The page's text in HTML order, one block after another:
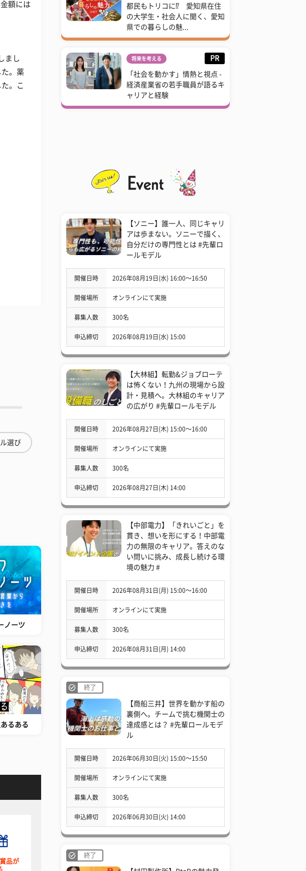
額には
まし
。薬
。こ
選び
ノーツ
るある
品が
都民もトリコに⁉ 愛知県在住
の大学生・社会人に聞く、愛知
県での暮らしの魅...
将来を考える PR
「社会を動かす」情熱と視点 -
経済産業省の若手職員が語るキ
ャリアと経験
【ソニー】誰一人、同じキャリ
アは歩まない。ソニーで描く、
自分だけの専門性とは #先輩ロ
ールモデル
開催日時 2026年08月19日(水) 16:00〜16:50
開催場所 オンラインにて実施
募集人数 300名
申込締切 2026年08月19日(水) 15:00
【大林組】転勤&ジョブローテ
は怖くない！九州の現場から設
計・見積へ。大林組のキャリア
の広がり #先輩ロールモデル
開催日時 2026年08月27日(木) 15:00〜16:00
開催場所 オンラインにて実施
募集人数 300名
申込締切 2026年08月27日(木) 14:00
【中部電力】「きれいごと」を
貫き、想いを形にする！中部電
力の無限のキャリア。答えのな
い問いに挑み、成長し続ける環
境の魅力 #
開催日時 2026年08月31日(月) 15:00〜16:00
開催場所 オンラインにて実施
募集人数 300名
申込締切 2026年08月31日(月) 14:00
終了
【商船三井】世界を動かす船の
裏側へ。チームで挑む機関士の
達成感とは？ #先輩ロールモデ
ル
開催日時 2026年06月30日(火) 15:00〜15:50
開催場所 オンラインにて実施
募集人数 300名
申込締切 2026年06月30日(火) 14:00
終了